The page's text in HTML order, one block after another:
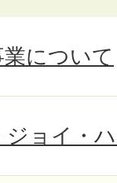
について
ョイ・